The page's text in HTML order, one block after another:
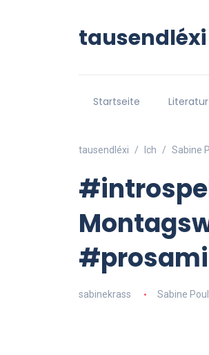
tausendléxi
Startseite Literatur
tausendléxi Ich Sabine
sabinekrass Sabine